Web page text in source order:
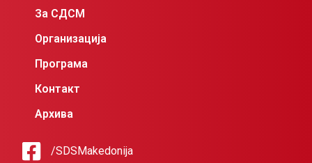
За СДСМ
Организација
Програма
Контакт
Архива
/SDSMakedonija